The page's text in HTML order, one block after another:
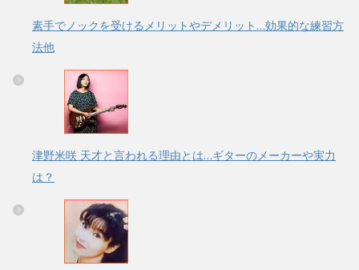
素手でノックを受けるメリットやデメリット…効果的な練習方
法他
津野米咲 天才と言われる理由とは…ギターのメーカーや実力
は？